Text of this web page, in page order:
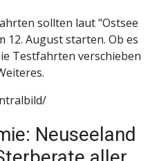
sollten laut "Ostsee
August starten. Ob es
Testfahrten verschieben
Neuseeland